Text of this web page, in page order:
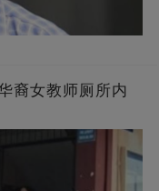
裔女教师厕所内